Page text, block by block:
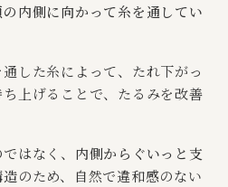
内側に向かって糸を通してい
した糸によって、たれ下がっ
上げることで、たるみを改善
はなく、 内側からぐいっと支
のため、自然で違和感のない